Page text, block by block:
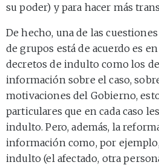
su poder) y para hacer más
De hecho, una de las
de grupos está de acuerdo es
decretos de indulto como los
información sobre el caso,
motivaciones del Gobierno,
particulares que en cada caso
indulto. Pero, además, la
información como, por
indulto (el afectado, otra